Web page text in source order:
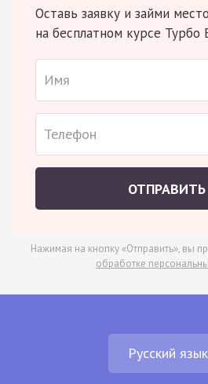
Оставь заявку и займи место
на бесплатном курсе Турбо
ОТПРАВИТЬ
Нажимая на кнопку «Отправить», вы
обработке
Русский язык